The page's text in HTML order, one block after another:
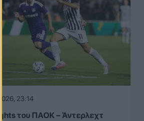
23:14
του ΠΑΟΚ – Άντερλεχτ